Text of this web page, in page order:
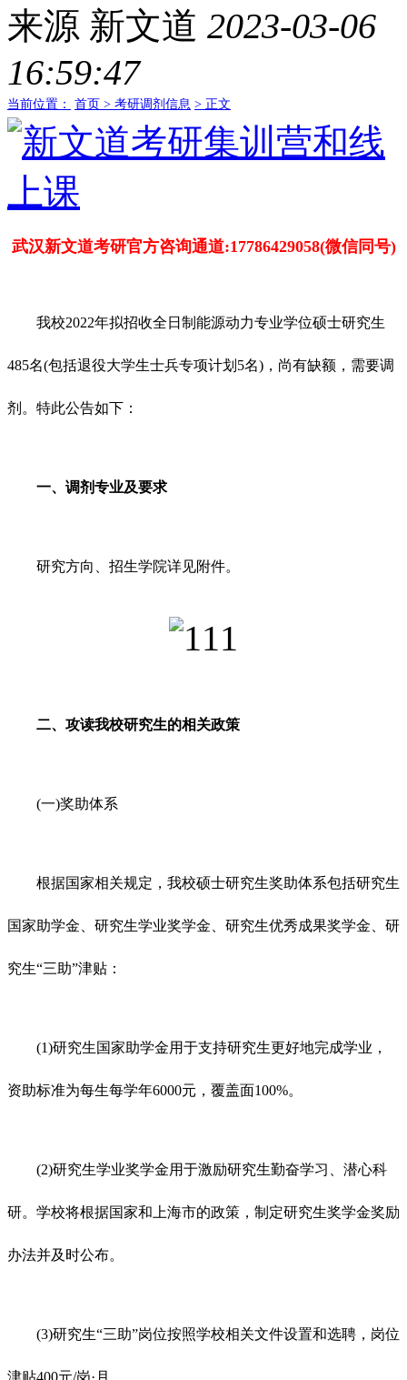
来源 新文道 2023-03-06
16:59:47
当前位置： 首页 > 考研调剂信息 > 正文
武汉新文道考研官方咨询通道:17786429058(微信同号)
我校2022年拟招收全日制能源动力专业学位硕士研究生
485名(包括退役大学生士兵专项计划5名)，尚有缺额，需要调
剂。特此公告如下：
一、调剂专业及要求
研究方向、招生学院详见附件。
二、攻读我校研究生的相关政策
(一)奖助体系
根据国家相关规定，我校硕士研究生奖助体系包括研究生
国家助学金、研究生学业奖学金、研究生优秀成果奖学金、研
究生“三助”津贴：
(1)研究生国家助学金用于支持研究生更好地完成学业，
资助标准为每生每学年6000元，覆盖面100%。
(2)研究生学业奖学金用于激励研究生勤奋学习、潜心科
研。学校将根据国家和上海市的政策，制定研究生奖学金奖励
办法并及时公布。
(3)研究生“三助”岗位按照学校相关文件设置和选聘，岗位